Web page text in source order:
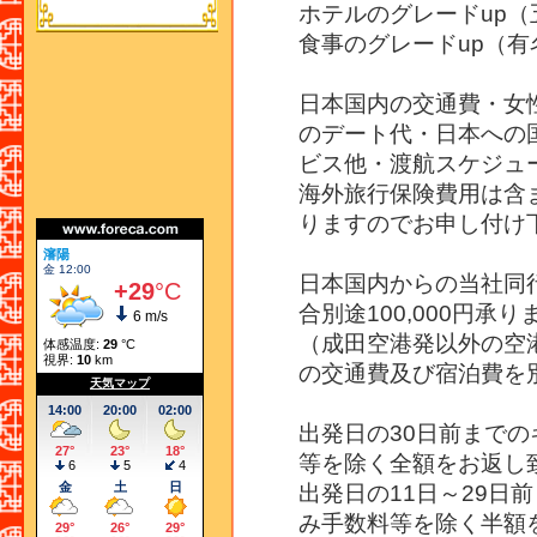
ホテルのグレードup
食事のグレードup（
日本国内の交通費・
のデート代・日本への
ビス他・渡航スケジ
海外旅行保険費用は含
りますのでお申し付け
日本国内からの当社
合別途100,000円承り
（成田空港発以外の
の交通費及び宿泊費を
出発日の30日前まで
等を除く全額をお返し
出発日の11日～29日
み手数料等を除く半額